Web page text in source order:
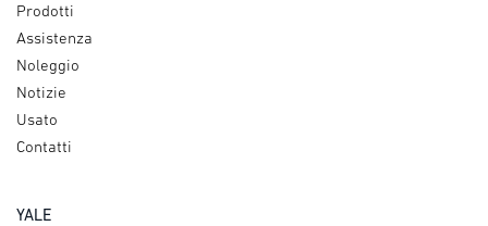
Prodotti
Assistenza
Noleggio
Notizie
Usato
Contatti
YALE